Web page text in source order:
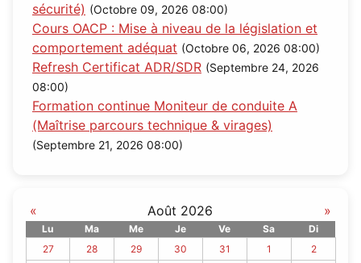
sécurité) (Octobre 09, 2026 08:00)
Cours OACP : Mise à niveau de la législation et
comportement adéquat (Octobre 06, 2026 08:00)
Refresh Certificat ADR/SDR (Septembre 24, 2026
08:00)
Formation continue Moniteur de conduite A
(Maîtrise parcours technique & virages)
(Septembre 21, 2026 08:00)
« Août 2026 »
Lu Ma Me Je Ve Sa
Di
27
28 29 30 31 1 2